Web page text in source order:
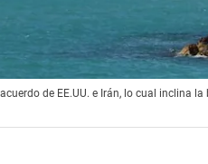
de EE.UU. e Irán, lo cual